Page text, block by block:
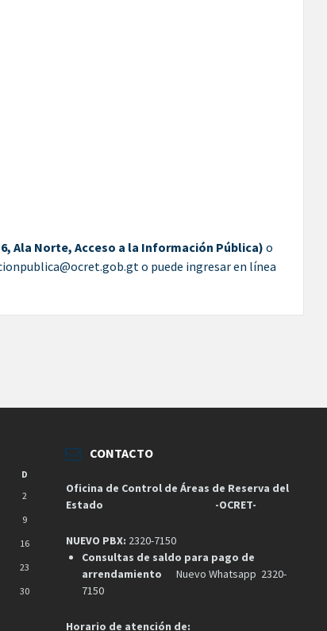
Ala Norte, Acceso a la Información Pública) o
o puede ingresar en línea
D
2
9
16
23
30
CONTACTO
Oficina de Control de Áreas de Reserva del
Estado
-OCRET-
NUEVO PBX: 2320-7150
Consultas de saldo para pago de
arrendamiento Nuevo Whatsapp 2320-
7150
Horario de atención de: